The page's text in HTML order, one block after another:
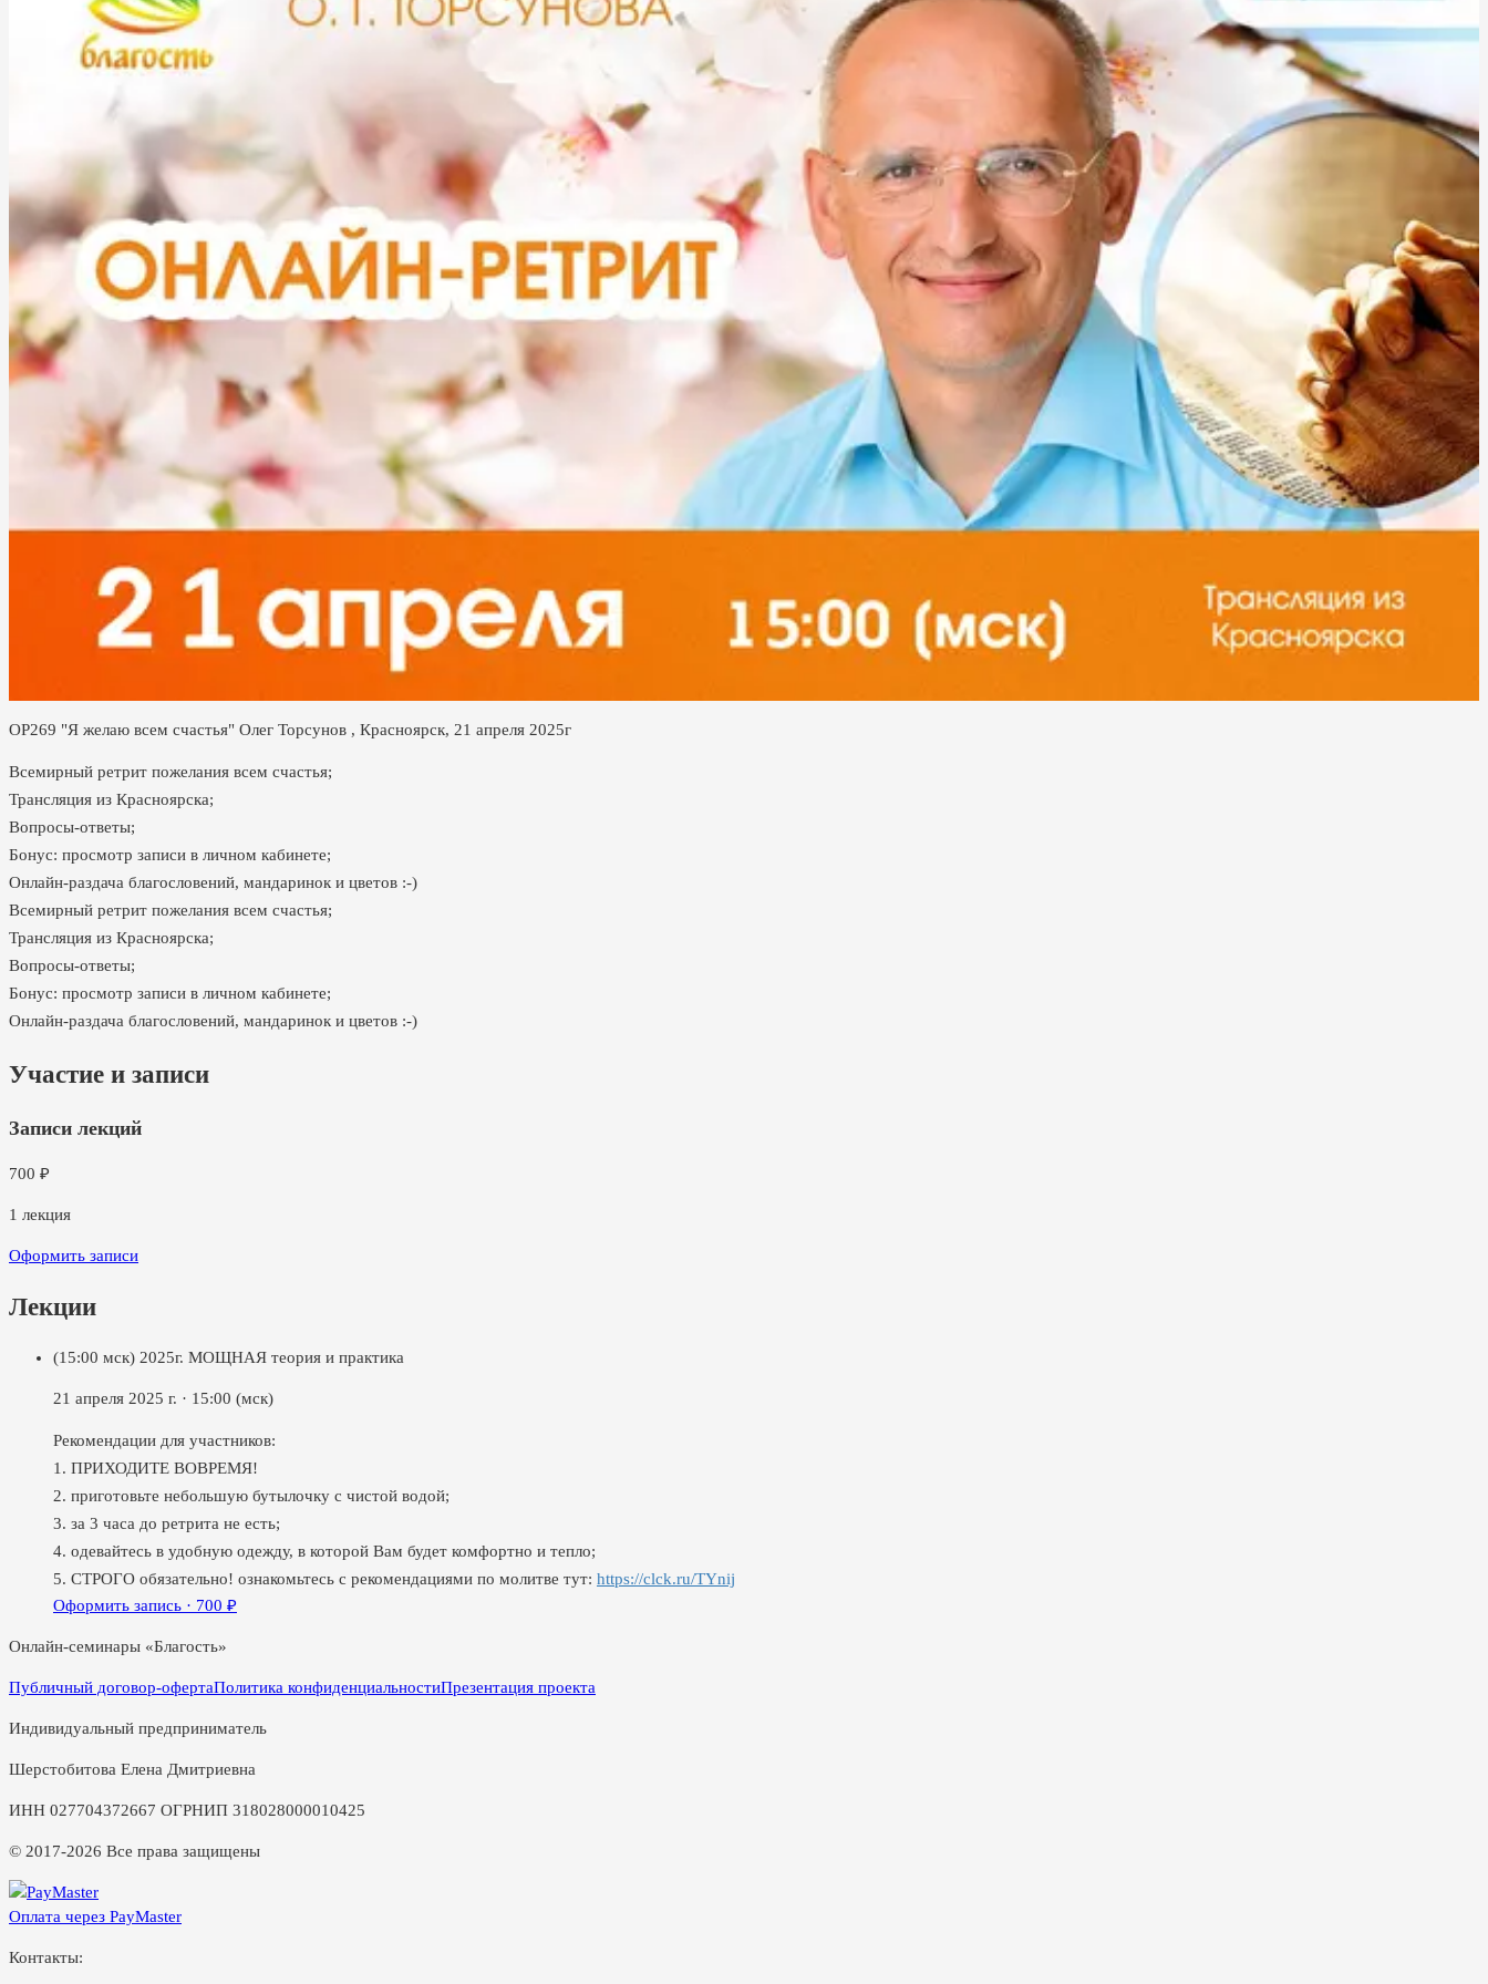
ОР269 "Я желаю всем счастья" Олег Торсунов , Красноярск, 21 апреля 2025г
Всемирный ретрит пожелания всем счастья;
Трансляция из Красноярска;
Вопросы-ответы;
Бонус: просмотр записи в личном кабинете;
Онлайн-раздача благословений, мандаринок и цветов :-)
Всемирный ретрит пожелания всем счастья;
Трансляция из Красноярска;
Вопросы-ответы;
Бонус: просмотр записи в личном кабинете;
Онлайн-раздача благословений, мандаринок и цветов :-)
Участие и записи
Записи лекций
700 ₽
1 лекция
Оформить записи
Лекции
(15:00 мск) 2025г. МОЩНАЯ теория и практика
21 апреля 2025 г. · 15:00 (мск)
Рекомендации для участников:
1. ПРИХОДИТЕ ВОВРЕМЯ!
2. приготовьте небольшую бутылочку с чистой водой;
3. за 3 часа до ретрита не есть;
4. одевайтесь в удобную одежду, в которой Вам будет комфортно и тепло;
5. СТРОГО обязательно! ознакомьтесь с рекомендациями по молитве тут: https://clck.ru/TYnij
Оформить запись · 700 ₽
Онлайн-семинары «Благость»
Публичный договор-офертаПолитика конфиденциальностиПрезентация проекта
Индивидуальный предприниматель
Шерстобитова Елена Дмитриевна
ИНН 027704372667 ОГРНИП 318028000010425
© 2017-2026 Все права защищены
Оплата через PayMaster
Контакты: